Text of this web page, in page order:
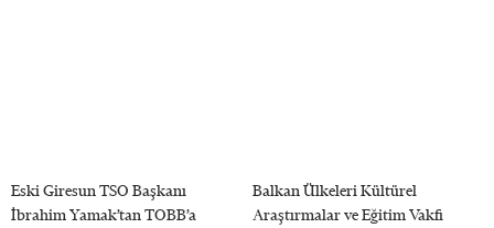
Eski Giresun TSO Başkanı
İbrahim Yamak’tan TOBB’a
Balkan Ülkeleri Kültürel
Araştırmalar ve Eğitim Vakfı